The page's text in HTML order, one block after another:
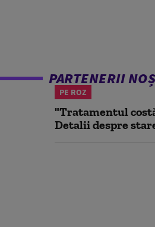
PARTENERII
PE ROZ
"Tratamentul
Detalii despre